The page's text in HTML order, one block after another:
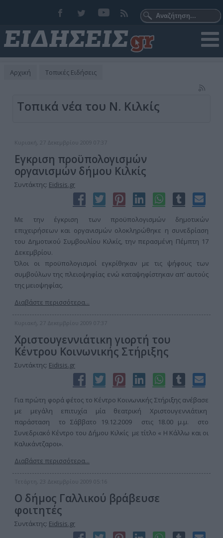
Αρχική Τοπικές Ειδήσεις
Τοπικά νέα του Ν. Κιλκίς
Κυριακή, 27 Δεκεμβρίου 2009 07:37
Εγκριση προϋπολογισμών
οργανισμών δήμου Κιλκίς
Συντάκτης: Eidisis.gr
Με την έγκριση των προϋπολογισμών δημοτικών
επιχειρήσεων και οργανισμών ολοκληρώθηκε η συνεδρίαση
του Δημοτικού Συμβουλίου Κιλκίς, την περασμένη Πέμπτη 17
Δεκεμβρίου.
Όλοι οι προϋπολογισμοί εγκρίθηκαν με τις ψήφους των
συμβούλων της πλειοψηφίας ενώ καταψηφίστηκαν απ’ αυτούς
της μειοψηφίας.
Διαβάστε περισσότερα...
Κυριακή, 27 Δεκεμβρίου 2009 07:37
Χριστουγεννιάτικη γιορτή του
Κέντρου Κοινωνικής Στήριξης
Συντάκτης: Eidisis.gr
Για πρώτη φορά φέτος το Κέντρο Κοινωνικής Στήριξης ανέβασε
με μεγάλη επιτυχία μία θεατρική Χριστουγεννιάτικη
παράσταση το Σάββατο 19.12.2009 στις 18.00 μ.μ. στο
Συνεδριακό Κέντρο του Δήμου Κιλκίς με τίτλο « Η Κάλλω και οι
Καλικάντζαροι».
Διαβάστε περισσότερα...
Τετάρτη, 23 Δεκεμβρίου 2009 05:16
Ο δήμος Γαλλικού βράβευσε
φοιτητές
Συντάκτης: Eidisis.gr